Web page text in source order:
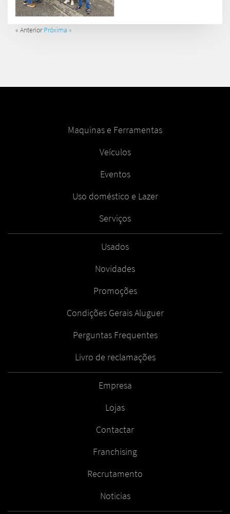
« AnteriorPróxima »
Maquinas e Ferramentas
Veículos
Eventos
Uso doméstico e Lazer
Serviços
Usados
Novidades
Promoções
Condições Gerais Aluguer
Perguntas Frequentes
Livro de reclamações
Empresa
Lojas
Contactar
Franchising
Recrutamento
Noticias